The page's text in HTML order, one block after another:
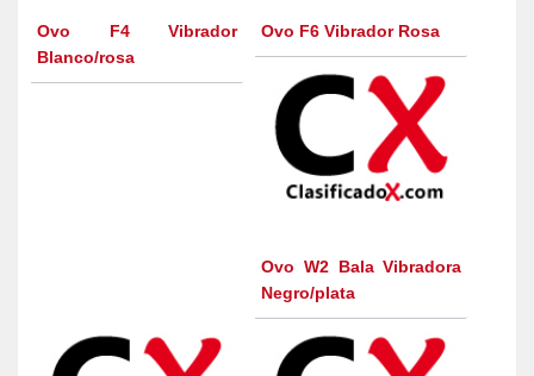
Ovo F4 Vibrador
Blanco/rosa
Ovo F6 Vibrador Rosa
Ovo W2 Bala Vibradora
Negro/plata